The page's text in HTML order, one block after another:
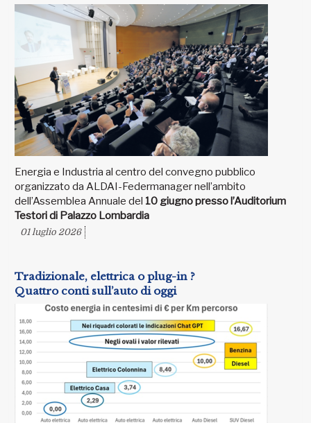
Energia e Industria al centro del convegno pubblico
organizzato da ALDAI-Federmanager nell’ambito
dell’Assemblea Annuale del 10 giugno presso l’Auditorium
Testori di Palazzo Lombardia
01 luglio 2026
Tradizionale, elettrica o plug-in ?
Quattro conti sull’auto di oggi